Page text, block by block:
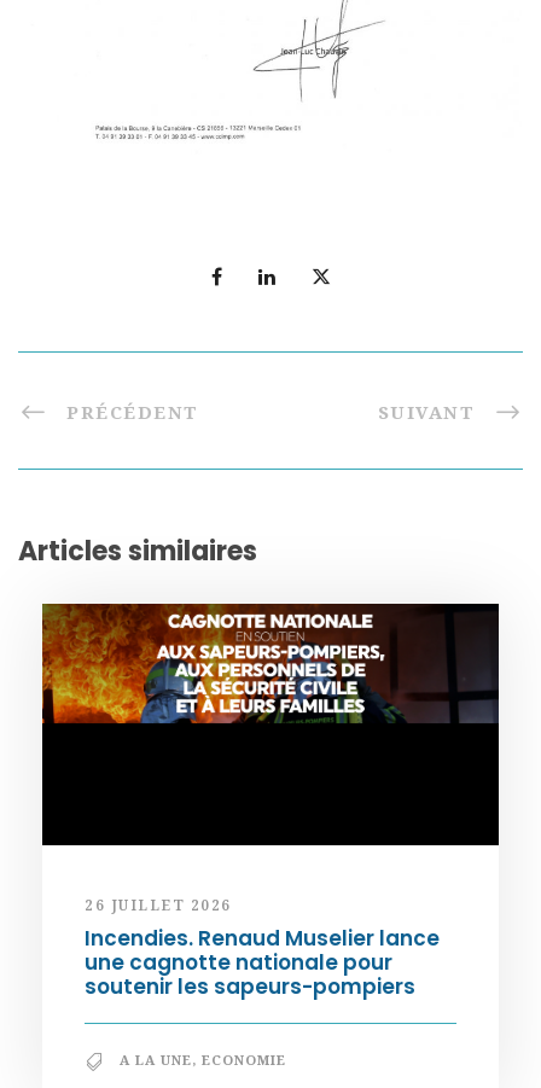
PRÉCÉDENT SUIVANT
Articles similaires
26 JUILLET 2026
Incendies. Renaud Muselier lance
une cagnotte nationale pour
soutenir les sapeurs-pompiers
A LA UNE, ECONOMIE